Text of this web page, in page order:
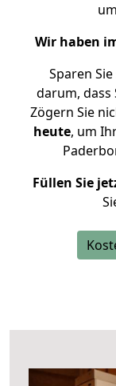
Wir haben
Sparen
darum, dass
Zögern Sie
heute, um
Füllen Sie